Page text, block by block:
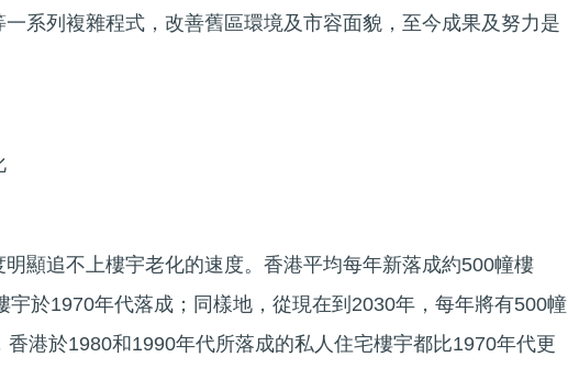
系列複雜程式，改善舊區環境及市容面貌，至今成果及努力是
顯追不上樓宇老化的速度。香港平均每年新落成約500幢樓
宇於1970年代落成；同樣地，從現在到2030年，每年將有500幢
香港於1980和1990年代所落成的私人住宅樓宇都比1970年代更